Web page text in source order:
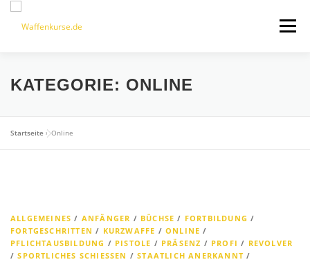
springen
Menü
FEATURES SHOP PRÄSENZKURSE
ONLINEKURSE
KATEGORIE: ONLINE
Startseite »Online
ALLGEMEINES / ANFÄNGER / BÜCHSE / FORTBILDUNG /
FORTGESCHRITTEN / KURZWAFFE /ONLINE /
PFLICHTAUSBILDUNG / PISTOLE / PRÄSENZ / PROFI / REVOLVER
/SPORTLICHES SCHIESSEN /STAATLICH ANERKANNT /